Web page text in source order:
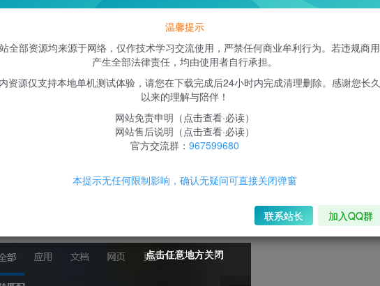
246 0
各种各样的问题
可以选择在“Cortana搜索框”中输入“控制面板”点击打开，或点击“开始菜
点击任意地方关闭
点击任意地方关闭
点击任意地方关闭
点击任意地方关闭
温馨提示
全部资源均来源于网络，仅作技术学习交流使用，严禁任何商业牟利行为。若违规商用
产生全部法律责任，均由使用者自行承担。
资源仅支持本地单机测试体验，请您在下载完成后24小时内完成清理删除。感谢您长久
以来的理解与陪伴！
网站免责申明（点击查看·必读）
网站售后说明（点击查看·必读）
官方交流群： 967599680
本提示无任何限制影响，确认无疑问可直接关闭弹窗
联系站长 加入QQ群